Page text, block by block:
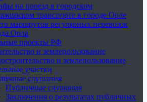
на проезд в городском
транспорте в городе Орле
маршрутов регулярных перевозок
Орла
проекты РФ
и землепользование
и землепользование
участки
слушания
Публичные слушания
Заключения о результатах публичных